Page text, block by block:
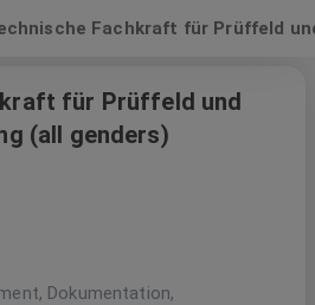
Fachkraft für Prüffeld
für Prüffeld und
(all genders)
Dokumentation,